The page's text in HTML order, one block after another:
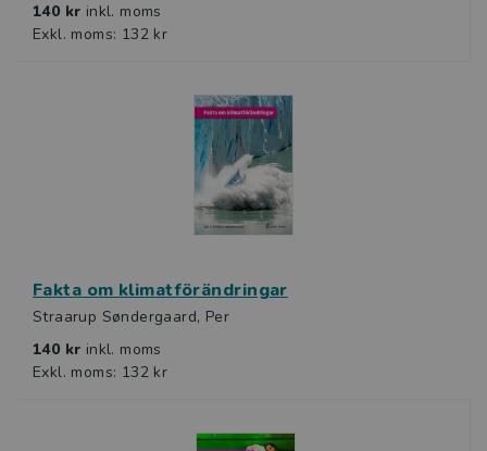
140 kr inkl. moms
Exkl. moms: 132 kr
Fakta om klimatförändringar
Straarup Søndergaard, Per
140 kr inkl. moms
Exkl. moms: 132 kr